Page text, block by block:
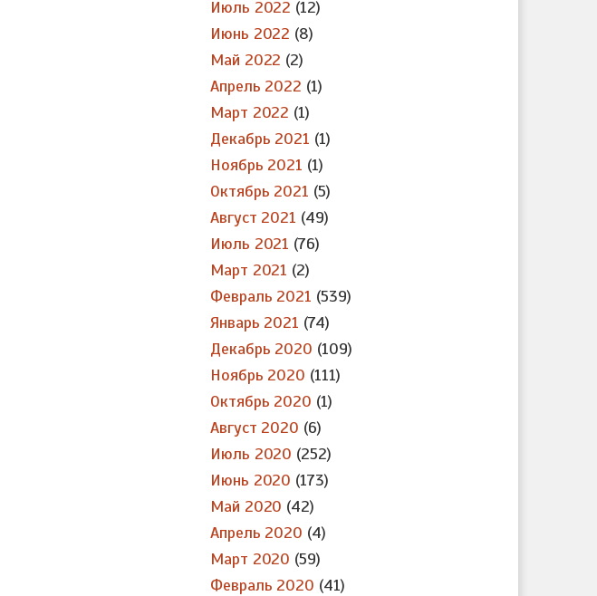
Июль 2022 (12)
Июнь 2022 (8)
Май 2022 (2)
Апрель 2022 (1)
Март 2022 (1)
Декабрь 2021 (1)
Ноябрь 2021 (1)
Октябрь 2021 (5)
Август 2021 (49)
Июль 2021 (76)
Март 2021 (2)
Февраль 2021 (539)
Январь 2021 (74)
Декабрь 2020 (109)
Ноябрь 2020 (111)
Октябрь 2020 (1)
Август 2020 (6)
Июль 2020 (252)
Июнь 2020 (173)
Май 2020 (42)
Апрель 2020 (4)
Март 2020 (59)
Февраль 2020 (41)